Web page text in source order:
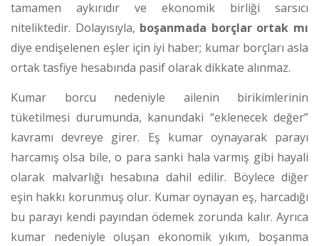
tamamen aykırıdır ve ekonomik birliği sarsıcı
niteliktedir. Dolayısıyla, boşanmada borçlar ortak mı
diye endişelenen eşler için iyi haber; kumar borçları asla
ortak tasfiye hesabında pasif olarak dikkate alınmaz.
Kumar borcu nedeniyle ailenin birikimlerinin
tüketilmesi durumunda, kanundaki “eklenecek değer”
kavramı devreye girer. Eş kumar oynayarak parayı
harcamış olsa bile, o para sanki hala varmış gibi hayali
olarak malvarlığı hesabına dahil edilir. Böylece diğer
eşin hakkı korunmuş olur. Kumar oynayan eş, harcadığı
bu parayı kendi payından ödemek zorunda kalır. Ayrıca
kumar nedeniyle oluşan ekonomik yıkım, boşanma